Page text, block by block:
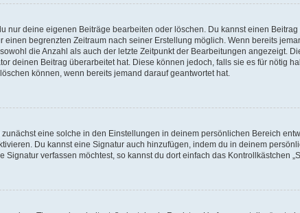
nur deine eigenen Beiträge bearbeiten oder löschen. Du kannst einen
begrenzten Zeitraum nach seiner Erstellung möglich. Wenn bereits
die Anzahl als auch der letzte Zeitpunkt der Bearbeitungen angezeigt.
deinen Beitrag überarbeitet hat. Diese können jedoch, falls sie es für nötig
können, wenn bereits jemand darauf geantwortet hat.
eine solche in den Einstellungen in deinem persönlichen Bereich
Du kannst eine Signatur auch hinzufügen, indem du in deinem
verfassen möchtest, so kannst du dort einfach das Kontrollkästchen